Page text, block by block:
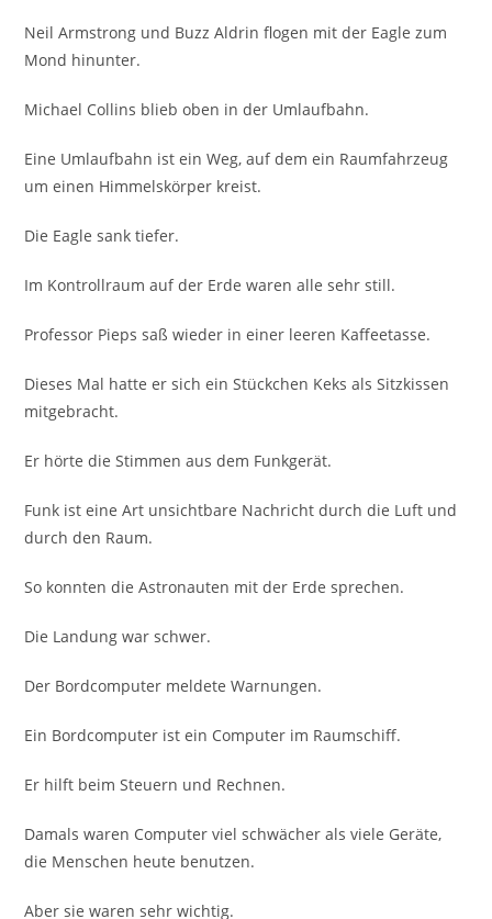
Neil Armstrong und Buzz Aldrin flogen mit der Eagle zum
Mond hinunter.
Michael Collins blieb oben in der Umlaufbahn.
Eine Umlaufbahn ist ein Weg, auf dem ein Raumfahrzeug
um einen Himmelskörper kreist.
Die Eagle sank tiefer.
Im Kontrollraum auf der Erde waren alle sehr still.
Professor Pieps saß wieder in einer leeren Kaffeetasse.
Dieses Mal hatte er sich ein Stückchen Keks als Sitzkissen
mitgebracht.
Er hörte die Stimmen aus dem Funkgerät.
Funk ist eine Art unsichtbare Nachricht durch die Luft und
durch den Raum.
So konnten die Astronauten mit der Erde sprechen.
Die Landung war schwer.
Der Bordcomputer meldete Warnungen.
Ein Bordcomputer ist ein Computer im Raumschiff.
Er hilft beim Steuern und Rechnen.
Damals waren Computer viel schwächer als viele Geräte,
die Menschen heute benutzen.
Aber sie waren sehr wichtig.